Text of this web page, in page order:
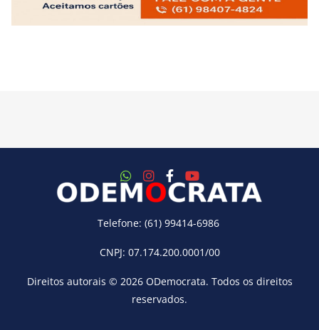
Telefone: (61) 99414-6986
CNPJ: 07.174.200.0001/00
Direitos autorais © 2026 ODemocrata. Todos os direitos
reservados.